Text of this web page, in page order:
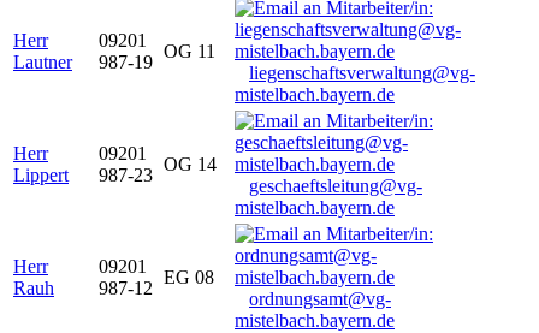
Herr
Lautner
09201
987-19
OG 11
liegenschaftsverwaltung@vg-
mistelbach.bayern.de
Herr
Lippert
09201
987-23
OG 14
geschaeftsleitung@vg-
mistelbach.bayern.de
Herr
Rauh
09201
987-12
EG 08
ordnungsamt@vg-
mistelbach.bayern.de